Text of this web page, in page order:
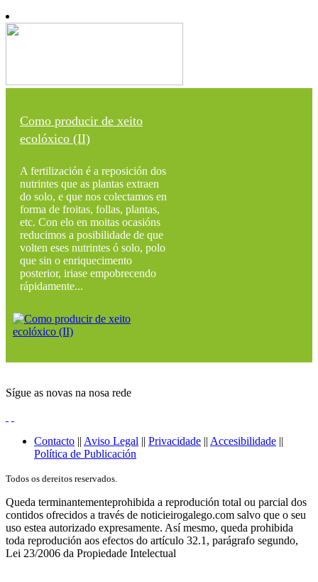
Como producir de xeito
ecolóxico (II)
A fertilización é a reposición dos
nutrintes que as plantas extraen
do solo, e que nos colectamos en
forma de froitas, follas, plantas,
etc. Con elo en moitas ocasións
reducimos a posibilidade de que
volten eses nutrintes ó solo, polo
que sin o enriquecimento
posterior, iriase empobrecendo
rápidamente...
Sígue as novas na nosa rede
Contacto || Aviso Legal || Privacidade || Accesibilidade ||
Política de Publicación
Todos os dereitos reservados.
Queda terminantementeprohibida a reprodución total ou parcial dos
contidos ofrecidos a través de noticieirogalego.com salvo que o seu
uso estea autorizado expresamente. Así mesmo, queda prohibida
toda reprodución aos efectos do artículo 32.1, parágrafo segundo,
Lei 23/2006 da Propiedade Intelectual